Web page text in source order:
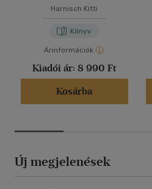
Harnisch Kitti
Könyv
Árinformációk
Kiadói ár: 8 990 Ft
Kosárba
Új megjelenések